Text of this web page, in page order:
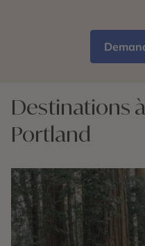
Destinations
Portland